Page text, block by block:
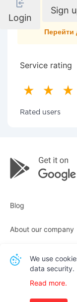
Login
Sign
ви
Перейти
Service rating
Rated users
Blog
About our company
Receipts
We use
data security.
Read more.